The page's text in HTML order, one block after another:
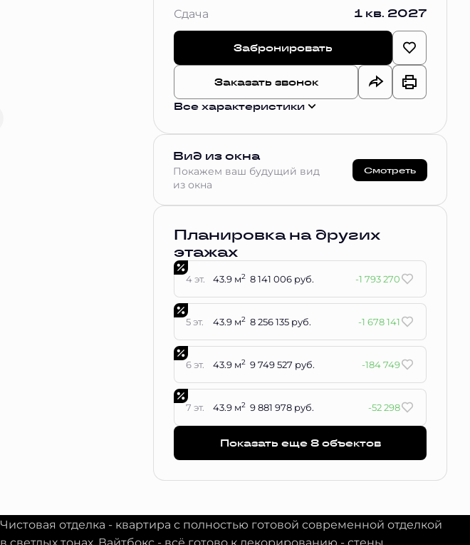
Сдача 1 кв. 2027
Забронировать
Заказать звонок
Все характеристики
Вид из окна
Покажем ваш будущий вид
из окна
Смотреть
Планировка на других
этажах
4 эт. 43.9 м2 8 141 006 руб. -1 793 270
5 эт. 43.9 м2 8 256 135 руб. -1 678 141
6 эт. 43.9 м2 9 749 527 руб. -184 749
7 эт. 43.9 м2 9 881 978 руб. -52 298
Показать еще 8 объектов
Чистовая отделка - квартира с полностью готовой современной отделкой
в светлых тонах. Вайтбокс - всё готово к декорированию - стены